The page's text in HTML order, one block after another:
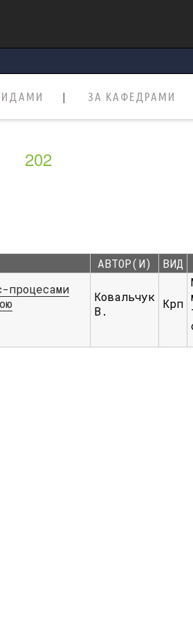
ЗА КАФЕДРАМИ
202
АВТОР(И) ВИД
процесами
Ковальчук
В.
Крп